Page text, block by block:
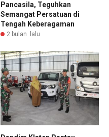
Pancasila, Teguhkan
Semangat Persatuan di
Tengah Keberagaman
2 bulan lalu